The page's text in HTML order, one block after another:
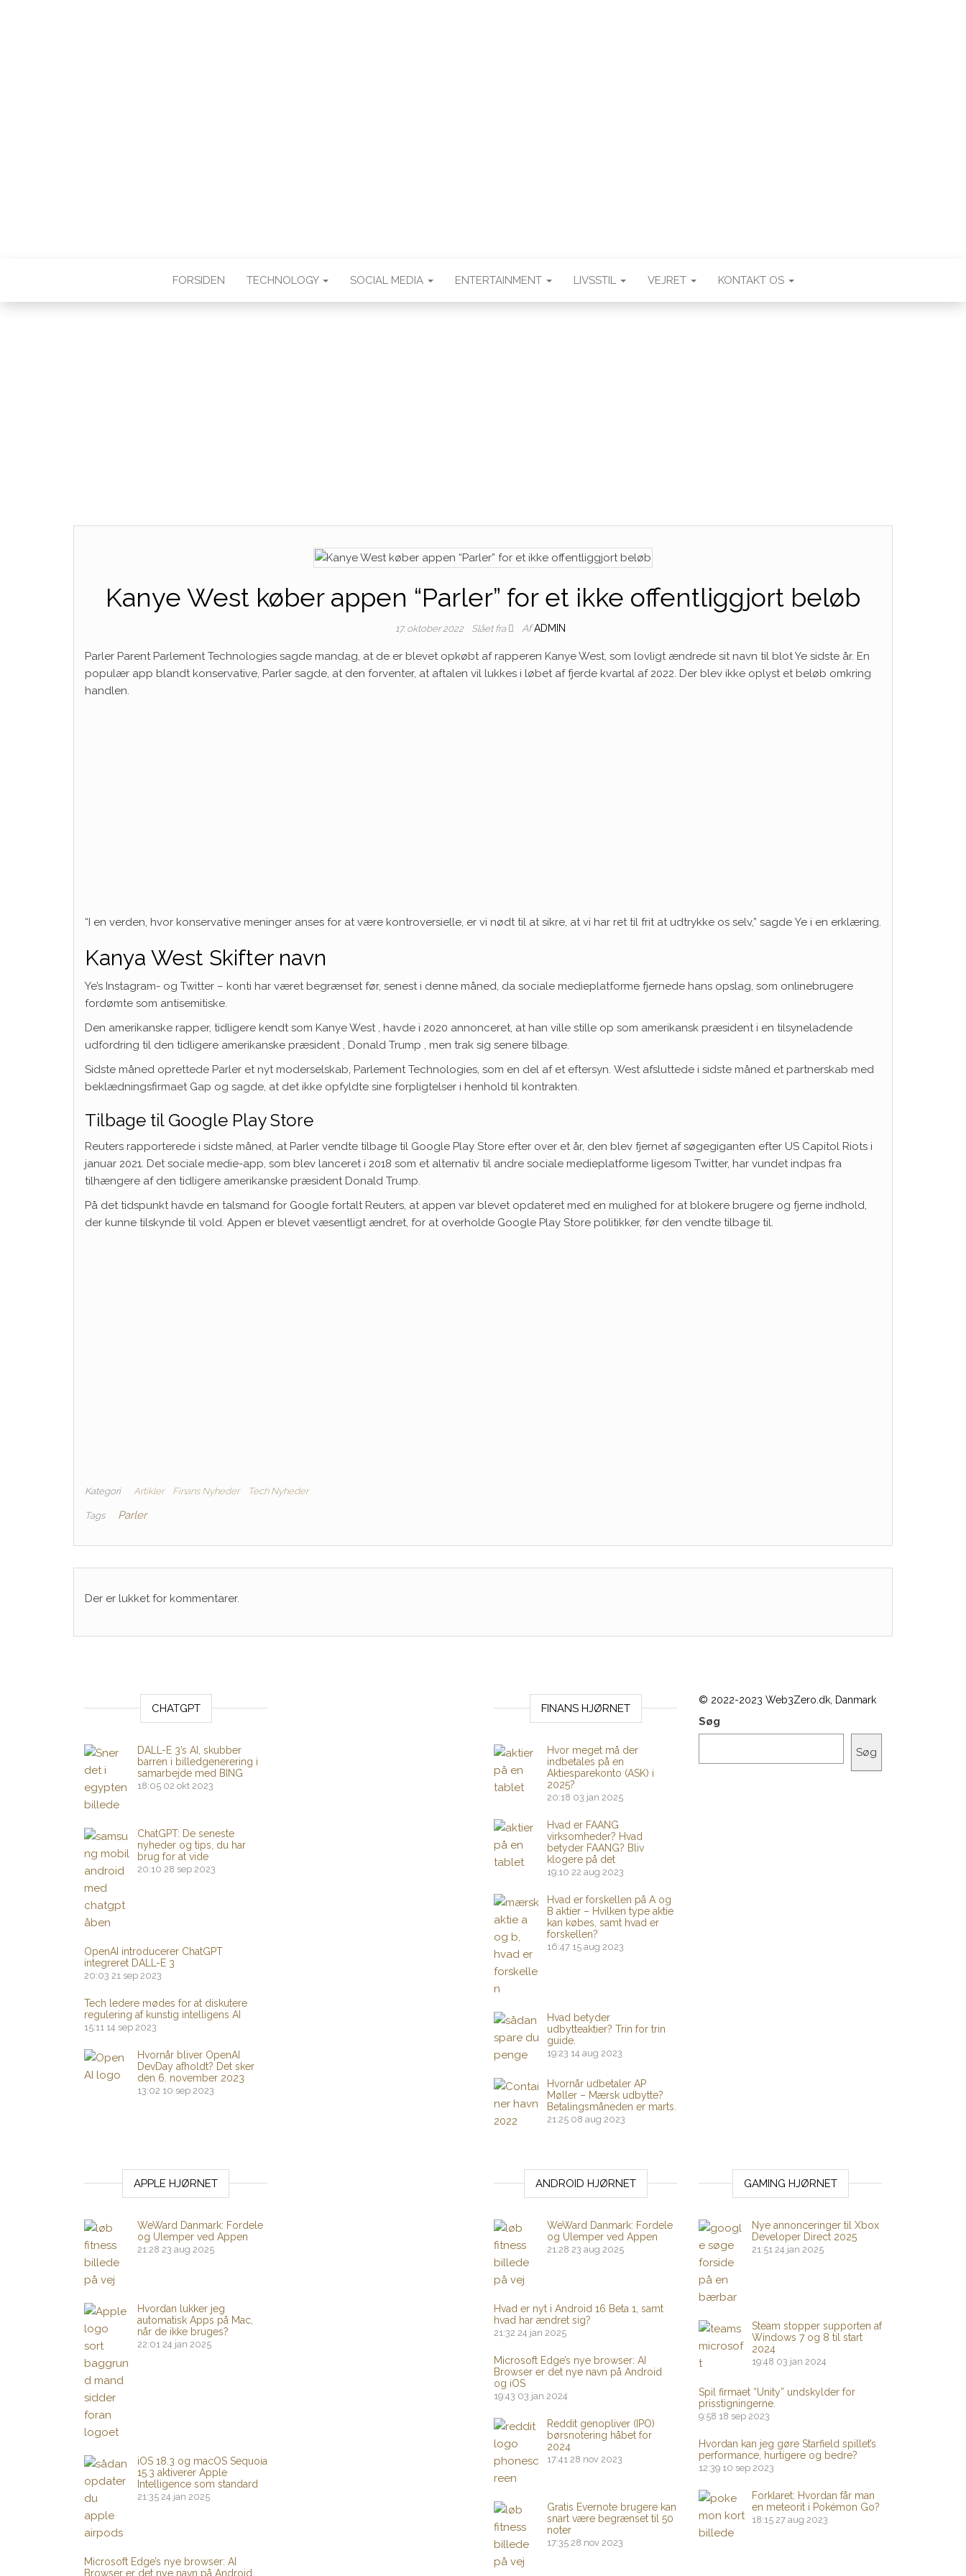
FORSIDEN TECHNOLOGY SOCIAL MEDIA ENTERTAINMENT LIVSSTIL VEJRET KONTAKT OS
Kanye West køber appen “Parler” for et ikke offentliggjort beløb
17. oktober 2022 Slået fra Af ADMIN
Parler Parent Parlement Technologies sagde mandag, at de er blevet opkøbt af rapperen Kanye West, som lovligt ændrede sit navn til blot Ye sidste år. En
populær app blandt konservative, Parler sagde, at den forventer, at aftalen vil lukkes i løbet af fjerde kvartal af 2022. Der blev ikke oplyst et beløb omkring
handlen.
“I en verden, hvor konservative meninger anses for at være kontroversielle, er vi nødt til at sikre, at vi har ret til frit at udtrykke os selv,” sagde Ye i en erklæring.
Kanya West Skifter navn
Ye’s Instagram- og Twitter – konti har været begrænset før, senest i denne måned, da sociale medieplatforme fjernede hans opslag, som onlinebrugere
fordømte som antisemitiske.
Den amerikanske rapper, tidligere kendt som KanyeWest, havde i 2020 annonceret, at han ville stille op som amerikansk præsident i en tilsyneladende
udfordring til den tidligere amerikanske præsident , Donald Trump , men trak sig senere tilbage.
Sidste måned oprettede Parler et nyt moderselskab, Parlement Technologies, som en del af et eftersyn. West afsluttede i sidste måned et partnerskab med
beklædningsfirmaet Gap og sagde, at det ikke opfyldte sine forpligtelser i henhold til kontrakten.
Tilbage til Google Play Store
Reuters rapporterede i sidste måned, at Parler vendte tilbage til Google Play Store efter over et år, den blev fjernet af søgegiganten efter US Capitol Riots i
januar 2021. Det sociale medie-app, som blev lanceret i 2018 som et alternativ til andre sociale medieplatforme ligesom Twitter, har vundet indpas fra
tilhængere af den tidligere amerikanske præsident Donald Trump.
På det tidspunkt havde en talsmand for Google fortalt Reuters, at appen var blevet opdateret med en mulighed for at blokere brugere og fjerne indhold,
der kunne tilskynde til vold. Appen er blevet væsentligt ændret, for at overholde Google Play Store politikker, før den vendte tilbage til.
Kategori Artikler Finans Nyheder Tech Nyheder
Tags Parler
Der er lukket for kommentarer.
CHATGPT
DALL-E 3’s AI, skubber
barren i billedgenerering i
samarbejde med BING
18:05 02 okt 2023
ChatGPT: De seneste
nyheder og tips, du har
brug for at vide
20:10 28 sep 2023
OpenAI introducerer ChatGPT
integreret DALL-E 3
20:03 21 sep 2023
Tech ledere mødes for at diskutere
regulering af kunstig intelligens AI
15:11 14 sep 2023
Hvornår bliver OpenAI
DevDay afholdt? Det sker
den 6. november 2023
13:02 10 sep 2023
FINANS HJØRNET
Hvor meget må der
indbetales på en
Aktiesparekonto (ASK) i
2025?
20:18 03 jan 2025
Hvad er FAANG
virksomheder? Hvad
betyder FAANG? Bliv
klogere på det
19:10 22 aug 2023
Hvad er forskellen på A og
B aktier – Hvilken type aktie
kan købes, samt hvad er
forskellen?
16:47 15 aug 2023
Hvad betyder
udbytteaktier? Trin for trin
guide.
19:23 14 aug 2023
Hvornår udbetaler AP
Møller – Mærsk udbytte?
Betalingsmåneden er marts.
21:25 08 aug 2023
© 2022-2023 Web3Zero.dk, Danmark
Søg
Søg
APPLE HJØRNET
WeWard Danmark: Fordele
og Ulemper ved Appen
21:28 23 aug 2025
Hvordan lukker jeg
automatisk Apps på Mac,
når de ikke bruges?
22:01 24 jan 2025
iOS 18.3 og macOS Sequoia
15.3 aktiverer Apple
Intelligence som standard
21:35 24 jan 2025
Microsoft Edge’s nye browser: AI
Browser er det nye navn på Android
ANDROID HJØRNET
WeWard Danmark: Fordele
og Ulemper ved Appen
21:28 23 aug 2025
Hvad er nyt i Android 16 Beta 1, samt
hvad har ændret sig?
21:32 24 jan 2025
Microsoft Edge’s nye browser: AI
Browser er det nye navn på Android
og iOS
19:43 03 jan 2024
Reddit genopliver (IPO)
børsnotering håbet for
2024
17:41 28 nov 2023
Gratis Evernote brugere kan
snart være begrænset til 50
noter
17:35 28 nov 2023
GAMING HJØRNET
Nye annonceringer til Xbox
Developer Direct 2025
21:51 24 jan 2025
Steam stopper supporten af
​​Windows 7 og 8 til start
2024
19:48 03 jan 2024
Spil firmaet “Unity” undskylder for
prisstigningerne.
9:58 18 sep 2023
Hvordan kan jeg gøre Starfield spillet’s
performance, hurtigere og bedre?
12:39 10 sep 2023
Forklaret: Hvordan får man
en meteorit i Pokémon Go?
18:15 27 aug 2023